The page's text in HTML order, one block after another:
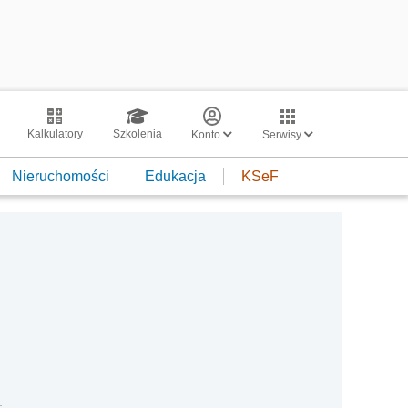
Kalkulatory Szkolenia Konto Serwisy
Nieruchomości Edukacja KSeF